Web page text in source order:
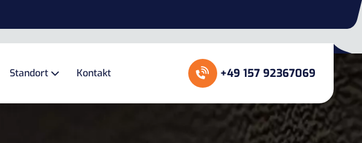
Standort Kontakt +49 157 92367069